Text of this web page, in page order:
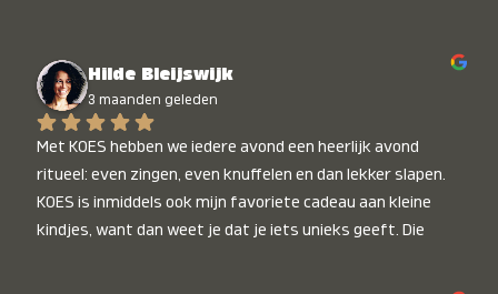
Hilde Bleijswijk
3 maanden geleden
Met KOES hebben we iedere avond een heerlijk avond
ritueel: even zingen, even knuffelen en dan lekker slapen.
KOES is inmiddels ook mijn favoriete cadeau aan kleine
kindjes, want dan weet je dat je iets unieks geeft. Die